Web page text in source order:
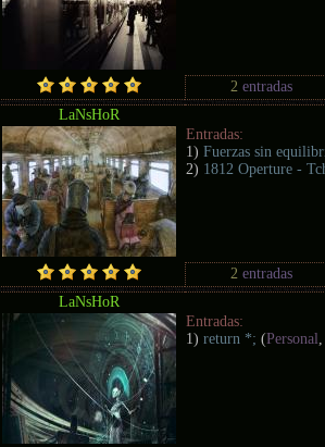
2 entradas
LaNsHoR
Entradas:
1)Fuerzas sin
2) 1812 Operture -
2 entradas
LaNsHoR
Entradas:
1)return *; (Personal